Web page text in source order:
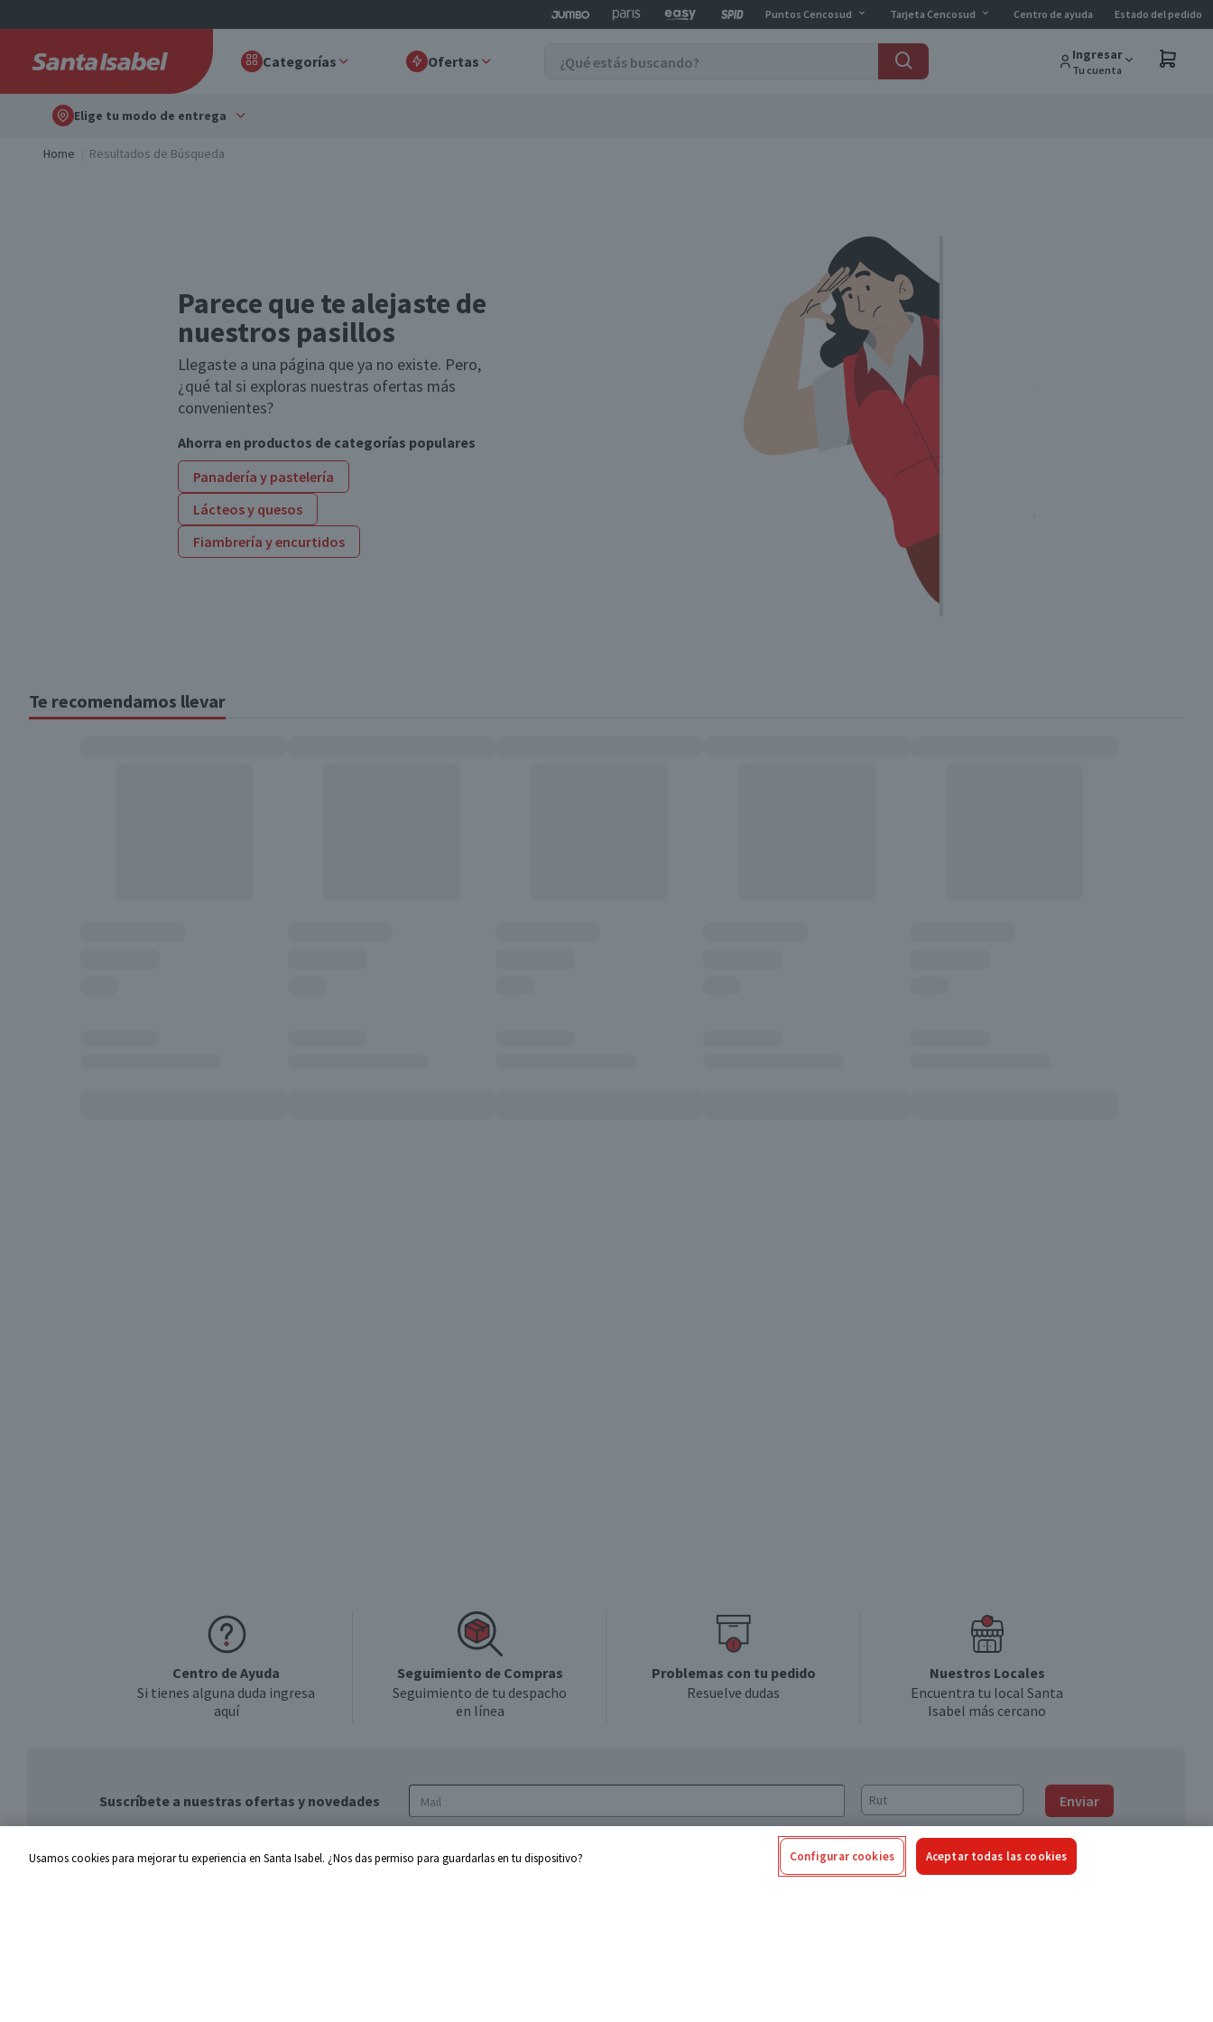
Puntos Cencosud Tarjeta Cencosud Centro de ayuda Estado del pedido
Categorías Ofertas Ingresar
Tu cuenta
Elige tu modo de entrega
Home Resultados de Búsqueda
Parece que te alejaste de
nuestros pasillos
Llegaste a una página que ya no existe. Pero,
¿qué tal si exploras nuestras ofertas más
convenientes?
Ahorra en productos de categorías populares
Panadería y pastelería
Lácteos y quesos
Fiambrería y encurtidos
Te recomendamos llevar
Centro de Ayuda
Si tienes alguna duda ingresa
aquí
Seguimiento de Compras
Seguimiento de tu despacho
en línea
Problemas con tu pedido
Resuelve dudas
Nuestros Locales
Encuentra tu local Santa
Isabel más cercano
Suscríbete a nuestras ofertas y novedades Enviar
de privacidad y de tratamiento de datos
Usamos cookies para mejorar tu experiencia en Santa Isabel. ¿Nos das permiso para guardarlas en tu dispositivo? Configurar cookies Aceptar todas las cookies